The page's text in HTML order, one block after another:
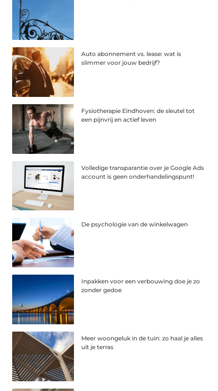
Auto abonnement vs. lease: wat is
slimmer voor jouw bedrijf?
Fysiotherapie Eindhoven: de sleutel tot
een pijnvrij en actief leven
Volledige transparantie over je Google Ads
account is geen onderhandelingspunt!
De psychologie van de winkelwagen
Inpakken voor een verbouwing doe je zo
zonder gedoe
Meer woongeluk in de tuin: zo haal je alles
uit je terras